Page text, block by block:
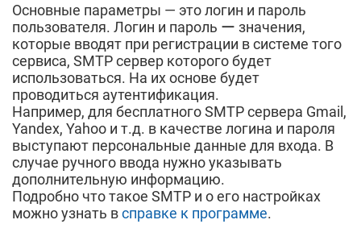
Основные параметры — это логин и пароль
пользователя. Логин и пароль ー значения,
которые вводят при регистрации в системе того
сервиса, SMTP сервер которого будет
использоваться. На их основе будет
проводиться аутентификация.
Например, для бесплатного SMTP сервера Gmail,
Yandex, Yahoo и т.д. в качестве логина и пароля
выступают персональные данные для входа. В
случае ручного ввода нужно указывать
дополнительную информацию.
Подробно что такое SMTP и о его настройках
можно узнать всправке к программе.